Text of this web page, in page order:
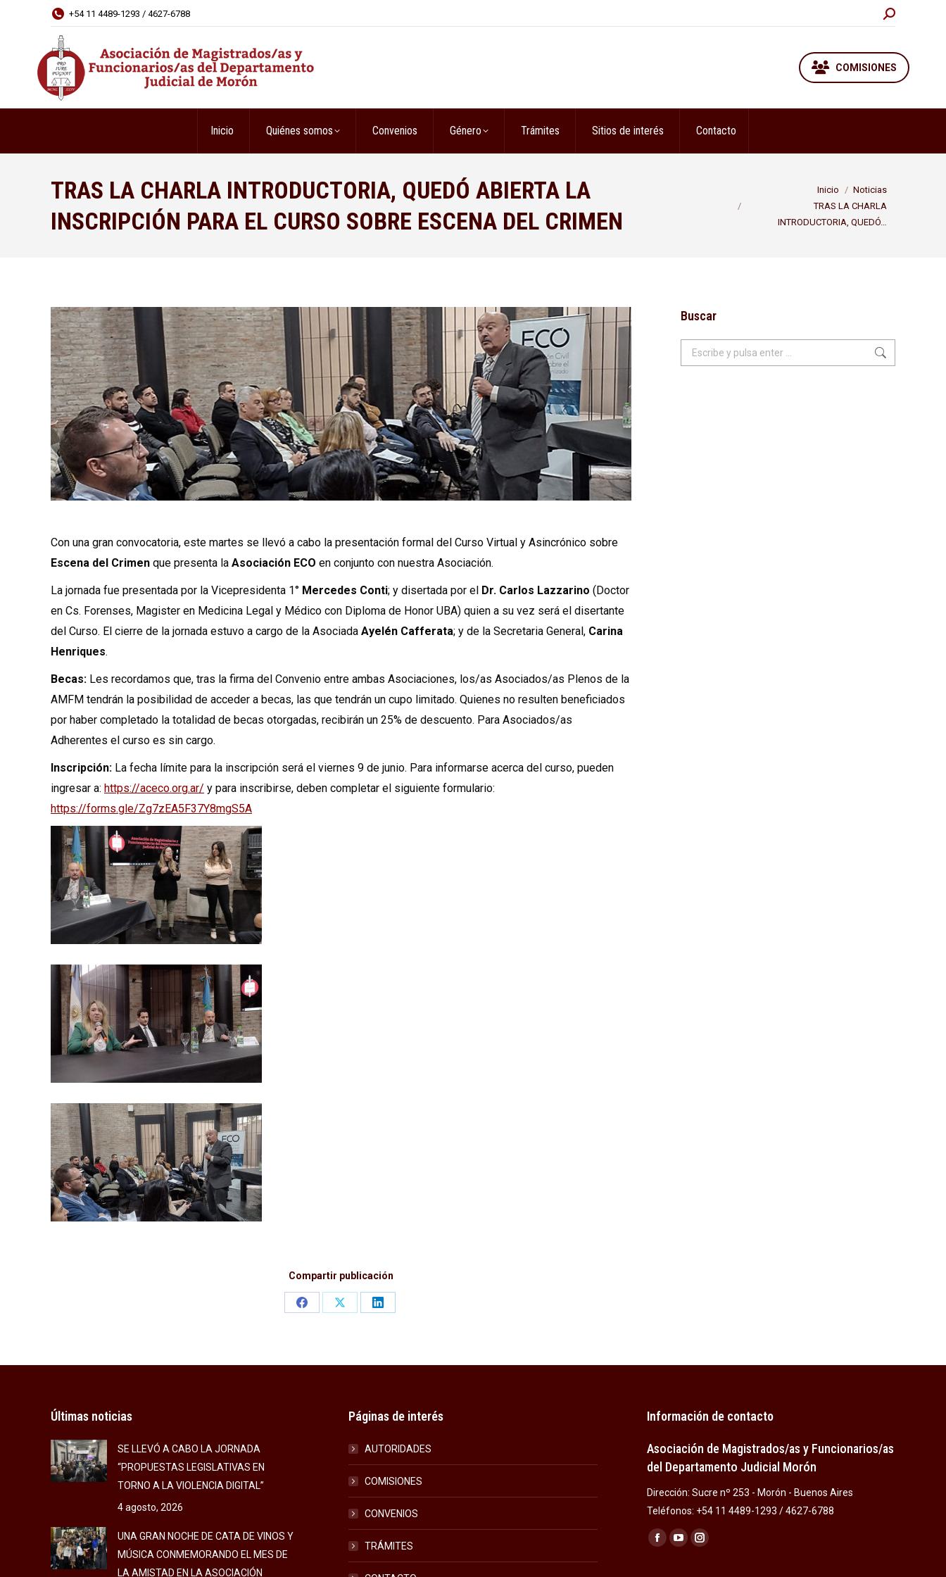
+54 11 4489-1293 / 4627-6788 Buscar:
COMISIONES
Inicio Quiénes somos Convenios Género Trámites Sitios de interés Contacto
TRAS LA CHARLA INTRODUCTORIA, QUEDÓ ABIERTA LA
INSCRIPCIÓN PARA EL CURSO SOBRE ESCENA DEL CRIMEN
Inicio
Noticias
TRAS LA CHARLA
INTRODUCTORIA, QUEDÓ…
Con una gran convocatoria, este martes se llevó a cabo la presentación formal del Curso Virtual y Asincrónico sobre
Escena del Crimen que presenta la Asociación ECO en conjunto con nuestra Asociación.
La jornada fue presentada por la Vicepresidenta 1° Mercedes Conti; y disertada por el Dr. Carlos Lazzarino (Doctor
en Cs. Forenses, Magister en Medicina Legal y Médico con Diploma de Honor UBA) quien a su vez será el disertante
del Curso. El cierre de la jornada estuvo a cargo de la Asociada Ayelén Cafferata; y de la Secretaria General, Carina
Henriques.
Becas: Les recordamos que, tras la firma del Convenio entre ambas Asociaciones, los/as Asociados/as Plenos de la
AMFM tendrán la posibilidad de acceder a becas, las que tendrán un cupo limitado. Quienes no resulten beneficiados
por haber completado la totalidad de becas otorgadas, recibirán un 25% de descuento. Para Asociados/as
Adherentes el curso es sin cargo.
Inscripción: La fecha límite para la inscripción será el viernes 9 de junio. Para informarse acerca del curso, pueden
ingresar a: https://aceco.org.ar/ y para inscribirse, deben completar el siguiente formulario:
https://forms.gle/Zg7zEA5F37Y8mgS5A
Compartir publicación
Share
Share
Share
Buscar
Buscar:
Últimas noticias
SE LLEVÓ A CABO LA JORNADA
“PROPUESTAS LEGISLATIVAS EN
TORNO A LA VIOLENCIA DIGITAL”
4 agosto, 2026
UNA GRAN NOCHE DE CATA DE VINOS Y
MÚSICA CONMEMORANDO EL MES DE
LA AMISTAD EN LA ASOCIACIÓN
Páginas de interés
AUTORIDADES
COMISIONES
CONVENIOS
TRÁMITES
Información de contacto
Asociación de Magistrados/as y Funcionarios/as
del Departamento Judicial Morón
Dirección: Sucre nº 253 - Morón - Buenos Aires
Teléfonos: +54 11 4489-1293 / 4627-6788
Encuéntranos en:
Facebook
YouTubeInstagram